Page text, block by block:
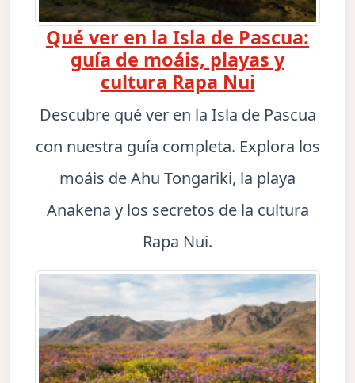
Qué ver en la Isla de Pascua:
guía de moáis, playas y
cultura Rapa Nui
Descubre qué ver en la Isla de Pascua
con nuestra guía completa. Explora los
moáis de Ahu Tongariki, la playa
Anakena y los secretos de la cultura
Rapa Nui.